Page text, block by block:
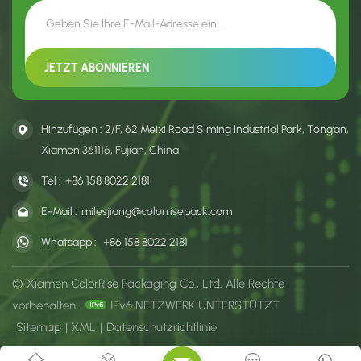
Bedruckungen sind möglich.
Hinzufügen : 2/F, 62 Meixi Road Siming Industrial Park, Tong’an,
Xiamen 361116, Fujian, China
Tel : +86 158 8022 2181
E-Mail : milesjiang@colorrisepack.com
Whatsapp : +86 158 8022 2181
© Xiamen ColorRise Packaging Co., Ltd. Alle Rechte
vorbehalten .
IPv6 NETZWERK UNTERSTÜTZT
Sitemap | XML | Datenschutzrichtlinie